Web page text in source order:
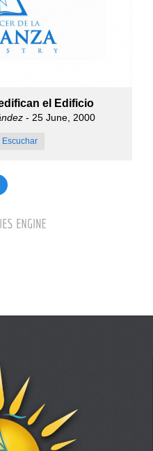
el Edificio
- 25 June, 2000
Escuchar